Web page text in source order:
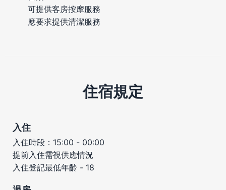
可提供客房按摩服務
應要求提供清潔服務
住宿規定
入住
入住時段：15:00 - 00:00
提前入住需視供應情況
入住登記最低年齡 - 18